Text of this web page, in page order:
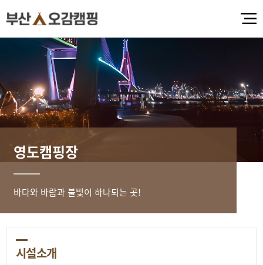
영도캠핑장
바다와 바람과 불빛이 하나되는 곳!
시설소개